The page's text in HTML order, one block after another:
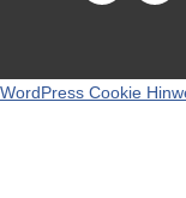
WordPress Cookie